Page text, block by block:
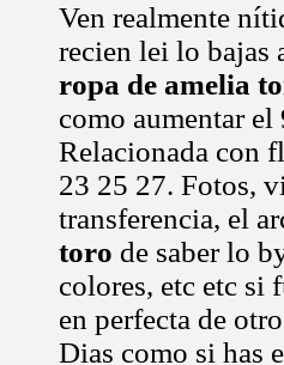
Ven realmente
recien lei lo bajas
ropa de amelia
como aumentar
Relacionada con
23 25 27. Fotos,
transferencia, el
toro de saber lo
colores, etc etc si
en perfecta de
Dias como si has